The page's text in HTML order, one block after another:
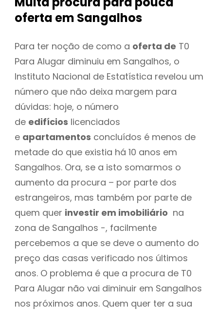
oferta em Sangalhos
Para ter noção de como a oferta de T0
Para Alugar diminuiu em Sangalhos, o
Instituto Nacional de Estatística revelou um
número que não deixa margem para
dúvidas: hoje, o número
de edifícios licenciados
e apartamentos concluídos é menos de
metade do que existia há 10 anos em
Sangalhos. Ora, se a isto somarmos o
aumento da procura – por parte dos
estrangeiros, mas também por parte de
quem quer investir em imobiliário na
zona de Sangalhos -, facilmente
percebemos a que se deve o aumento do
preço das casas verificado nos últimos
anos. O problema é que a procura de T0
Para Alugar não vai diminuir em Sangalhos
nos próximos anos. Quem quer ter a sua